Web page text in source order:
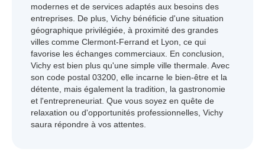
modernes et de services adaptés aux besoins des
entreprises. De plus, Vichy bénéficie d'une situation
géographique privilégiée, à proximité des grandes
villes comme Clermont-Ferrand et Lyon, ce qui
favorise les échanges commerciaux. En conclusion,
Vichy est bien plus qu'une simple ville thermale. Avec
son code postal 03200, elle incarne le bien-être et la
détente, mais également la tradition, la gastronomie
et l'entrepreneuriat. Que vous soyez en quête de
relaxation ou d'opportunités professionnelles, Vichy
saura répondre à vos attentes.